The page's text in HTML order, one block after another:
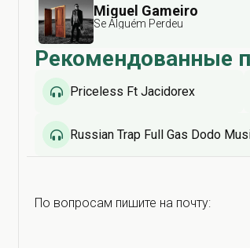
Miguel Gameiro
Se Alguém Perdeu
Рекомендованные
Priceless Ft Jacidorex
Russian Trap Full Gas Dodo
По вопросам пишите на почту: